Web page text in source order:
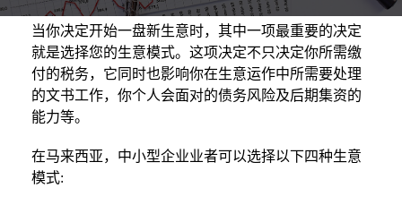
当你决定开始一盘新生意时，其中一项最重要的决定
就是选择您的生意模式。这项决定不只决定你所需缴
付的税务，它同时也影响你在生意运作中所需要处理
的文书工作，你个人会面对的债务风险及后期集资的
能力等。
在马来西亚，中小型企业业者可以选择以下四种生意
模式: